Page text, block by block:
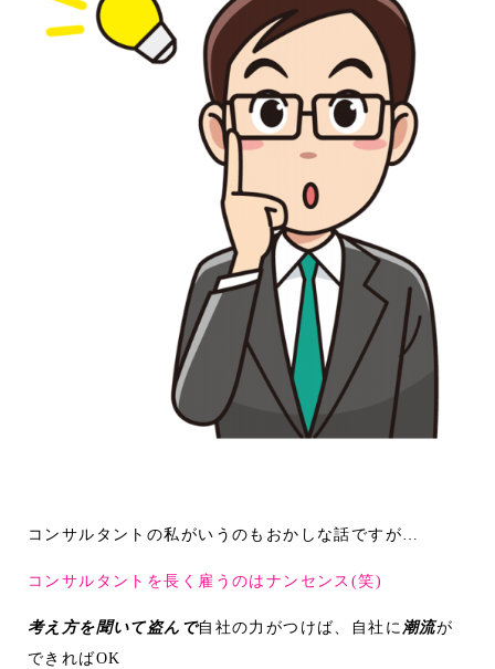
コンサルタントの私がいうのもおかしな話ですが…
コンサルタントを長く雇うのはナンセンス(笑)
考え方を聞いて盗んで自社の力がつけば、自社に潮流が
できればOK